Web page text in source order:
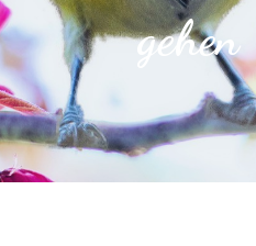
gehen